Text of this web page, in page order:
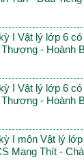
I Vật lý lớp 6 có
- Hoành
I Vật lý lớp 6 có
- Hoành
I môn Vật lý lớp
Mang Thít -